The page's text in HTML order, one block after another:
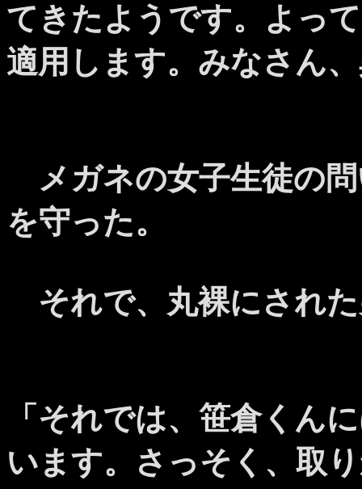
てきたようです。よっ
適用します。みなさん
メガネの女子生徒の
を守った。
それで、丸裸にされ
「それでは、笹倉くん
います。さっそく、取